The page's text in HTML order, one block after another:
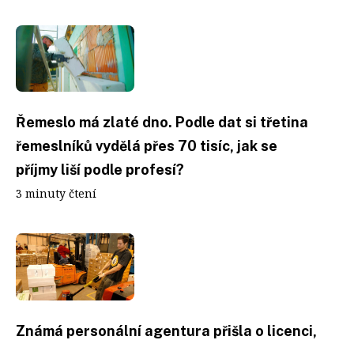
Řemeslo má zlaté dno. Podle dat si třetina
řemeslníků vydělá přes 70 tisíc, jak se
příjmy liší podle profesí?
3 minuty čtení
Známá personální agentura přišla o licenci,